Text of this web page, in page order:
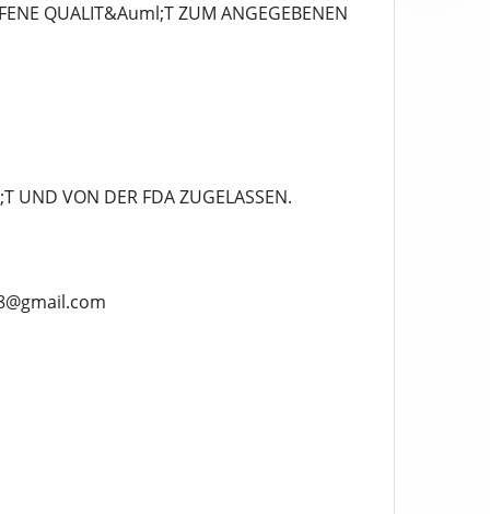
QUALIT&Auml;T ZUM ANGEGEBENEN
UND VON DER FDA ZUGELASSEN.